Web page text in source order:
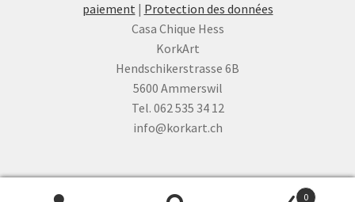
paiement | Protection des données
Casa Chique Hess
KorkArt
Hendschikerstrasse 6B
5600 Ammerswil
Tel. 062 535 34 12
info@korkart.ch
0